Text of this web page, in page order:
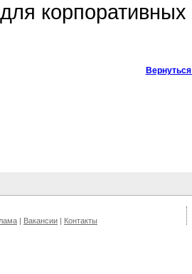
корпоративных
| Вакансии | Контакты